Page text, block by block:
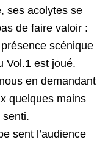
ses acolytes se
de faire valoir :
scénique
Vol.1 est joué.
en demandant
quelques mains
senti.
sent l’audience